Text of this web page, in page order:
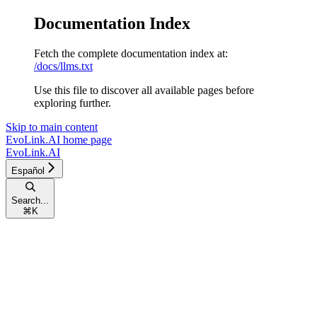
Documentation Index
Fetch the complete documentation index at:
/docs/llms.txt
Use this file to discover all available pages before
exploring further.
Skip to main content
EvoLink.AI home page
EvoLink.AI
Español
Search...
⌘ K